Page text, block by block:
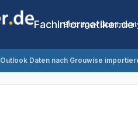
Fachinformatiker.de
Beiträge
Outlook Daten nach Grouwise